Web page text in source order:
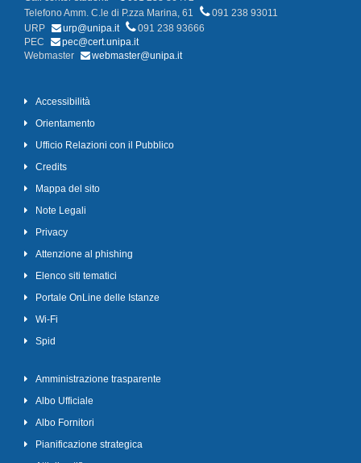
Telefono Amm. C.le di P.zza Marina, 61
091 238 93011
URP
urp@unipa.it
091 238 93666
PEC
pec@cert.unipa.it
Webmaster
webmaster@unipa.it
Accessibilità
Orientamento
Ufficio Relazioni con il Pubblico
Credits
Mappa del sito
Note Legali
Privacy
Attenzione al phishing
Elenco siti tematici
Portale OnLine delle Istanze
Wi-Fi
Spid
Amministrazione trasparente
Albo Ufficiale
Albo Fornitori
Pianificazione strategica